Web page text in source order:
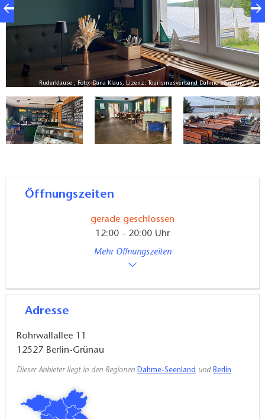
Ruderklause , Foto: Dana Klaus, Lizenz: Tourismusverband Dahme-Seenland e.V.
Öffnungszeiten
gerade geschlossen
12:00 - 20:00 Uhr
Mehr Öffnungszeiten
Adresse
Rohrwallallee 11
12527 Berlin-Grünau
Dieser Anbieter liegt in den Regionen Dahme-Seenland und Berlin